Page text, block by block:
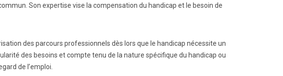
Son expertise vise la compensation du handicap et le besoin de
des parcours professionnels dès lors que le handicap nécessite un
des besoins et compte tenu de la nature spécifique du handicap ou
de l’emploi.